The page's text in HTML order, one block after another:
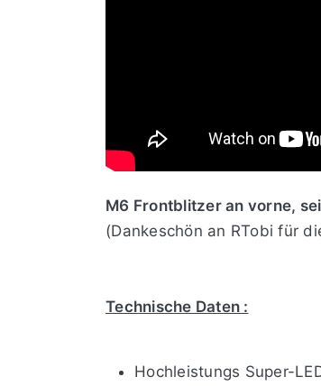
M6 Frontblitzer an vorne,
(Dankeschön an RTobi für
Technische Daten :
Hochleistungs Super-